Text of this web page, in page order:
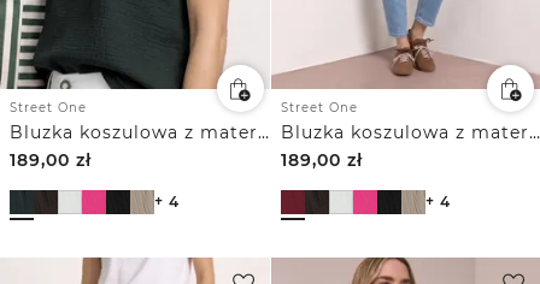
Street One
Bluzka koszulowa z materiału muślinowego
189,00 zł
+ 4
Street One
Bluzka koszulowa z materiału muślinowego
189,00 zł
+ 4